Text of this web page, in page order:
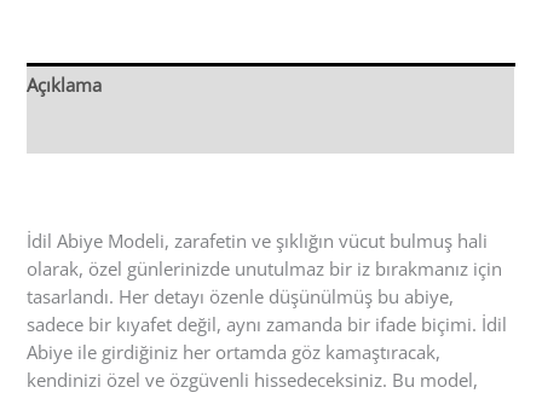
Açıklama
İdil Abiye Modeli, zarafetin ve şıklığın vücut bulmuş hali
olarak, özel günlerinizde unutulmaz bir iz bırakmanız için
tasarlandı. Her detayı özenle düşünülmüş bu abiye,
sadece bir kıyafet değil, aynı zamanda bir ifade biçimi. İdil
Abiye ile girdiğiniz her ortamda göz kamaştıracak,
kendinizi özel ve özgüvenli hissedeceksiniz. Bu model,